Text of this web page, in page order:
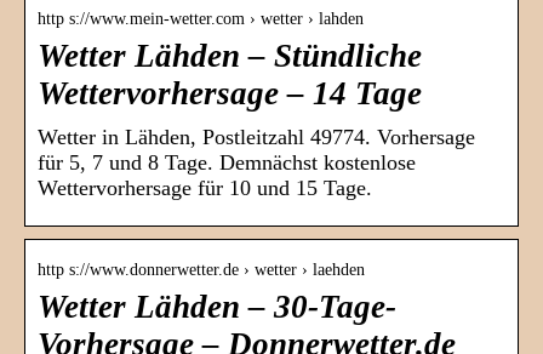
http s://www.mein-wetter.com › wetter › lahden
Wetter Lähden – Stündliche
Wettervorhersage – 14 Tage
Wetter in Lähden, Postleitzahl 49774. Vorhersage
für 5, 7 und 8 Tage. Demnächst kostenlose
Wettervorhersage für 10 und 15 Tage.
http s://www.donnerwetter.de › wetter › laehden
Wetter Lähden – 30-Tage-
Vorhersage – Donnerwetter.de